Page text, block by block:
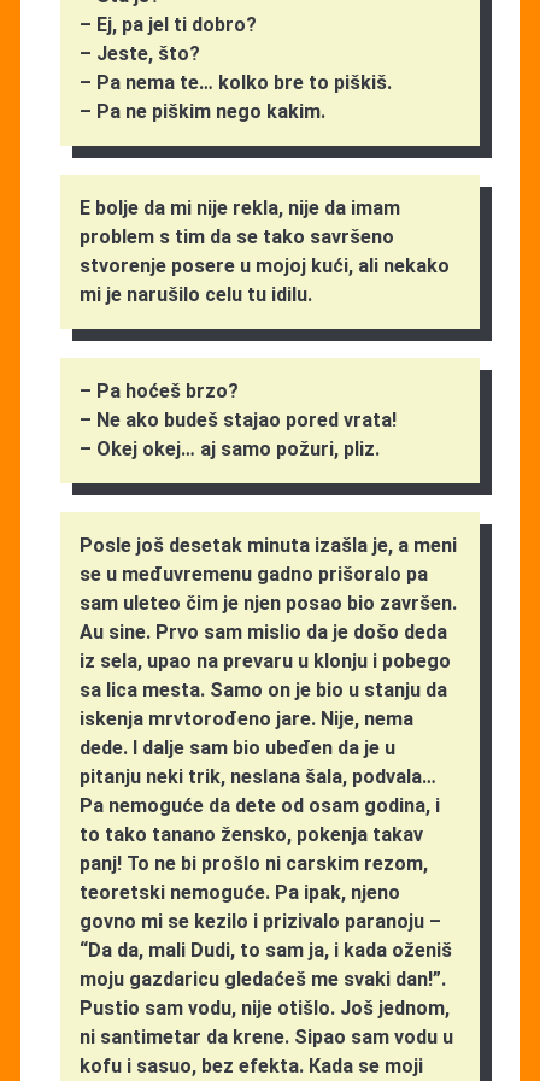
– Ej, pa jel ti dobro?
– Jeste, što?
– Pa nema te… kolko bre to piškiš.
– Pa ne piškim nego kakim.
E bolje da mi nije rekla, nije da imam
problem s tim da se tako savršeno
stvorenje posere u mojoj kući, ali nekako
mi je narušilo celu tu idilu.
– Pa hoćeš brzo?
– Ne ako budeš stajao pored vrata!
– Okej okej… aj samo požuri, pliz.
Posle još desetak minuta izašla je, a meni
se u međuvremenu gadno prišoralo pa
sam uleteo čim je njen posao bio završen.
Au sine. Prvo sam mislio da je došo deda
iz sela, upao na prevaru u klonju i pobego
sa lica mesta. Samo on je bio u stanju da
iskenja mrvtorođeno jare. Nije, nema
dede. I dalje sam bio ubeđen da je u
pitanju neki trik, neslana šala, podvala…
Pa nemoguće da dete od osam godina, i
to tako tanano žensko, pokenja takav
panj! To ne bi prošlo ni carskim rezom,
teoretski nemoguće. Pa ipak, njeno
govno mi se kezilo i prizivalo paranoju –
“Da da, mali Dudi, to sam ja, i kada oženiš
moju gazdaricu gledaćeš me svaki dan!”.
Pustio sam vodu, nije otišlo. Još jednom,
ni santimetar da krene. Sipao sam vodu u
kofu i sasuo, bez efekta. Кada se moji